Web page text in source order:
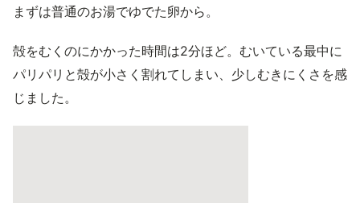
まずは普通のお湯でゆでた卵から。
殻をむくのにかかった時間は2分ほど。むいている最中に
パリパリと殻が小さく割れてしまい、少しむきにくさを感
じました。